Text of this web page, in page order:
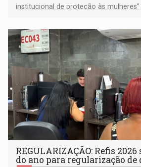
institucional de proteção às
Goiás
REGULARIZAÇÃO: Refis
do ano para regularização de